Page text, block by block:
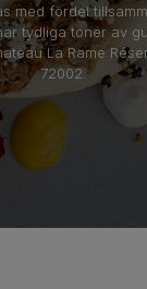
med fördel
tydliga toner av
La Rame
72002.